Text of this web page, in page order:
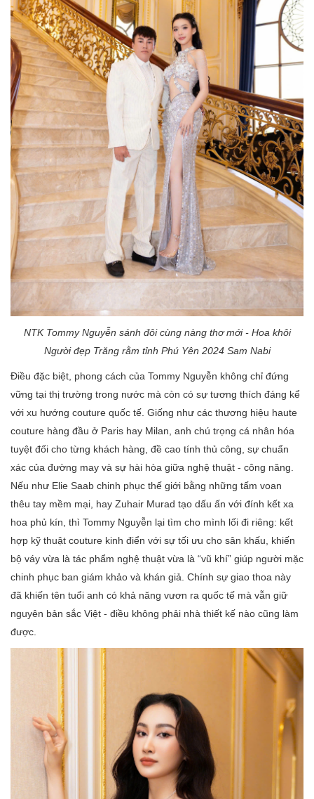
NTK Tommy Nguyễn sánh đôi cùng nàng thơ mới - Hoa khôi
Người đẹp Trăng rằm tỉnh Phú Yên 2024 Sam Nabi
Điều đặc biệt, phong cách của Tommy Nguyễn không chỉ đứng
vững tại thị trường trong nước mà còn có sự tương thích đáng kể
với xu hướng couture quốc tế. Giống như các thương hiệu haute
couture hàng đầu ở Paris hay Milan, anh chú trọng cá nhân hóa
tuyệt đối cho từng khách hàng, đề cao tính thủ công, sự chuẩn
xác của đường may và sự hài hòa giữa nghệ thuật - công năng.
Nếu như Elie Saab chinh phục thế giới bằng những tấm voan
thêu tay mềm mại, hay Zuhair Murad tạo dấu ấn với đính kết xa
hoa phủ kín, thì Tommy Nguyễn lại tìm cho mình lối đi riêng: kết
hợp kỹ thuật couture kinh điển với sự tối ưu cho sân khấu, khiến
bộ váy vừa là tác phẩm nghệ thuật vừa là “vũ khí” giúp người mặc
chinh phục ban giám khảo và khán giả. Chính sự giao thoa này
đã khiến tên tuổi anh có khả năng vươn ra quốc tế mà vẫn giữ
nguyên bản sắc Việt - điều không phải nhà thiết kế nào cũng làm
được.